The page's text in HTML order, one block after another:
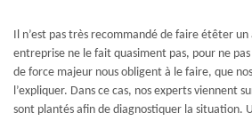
Il n’est pas très recommandé de faire étêter
entreprise ne le fait quasiment pas, pour ne pas
de force majeur nous obligent à le faire, que
l’expliquer. Dans ce cas, nos experts viennent
sont plantés afin de diagnostiquer la situation.